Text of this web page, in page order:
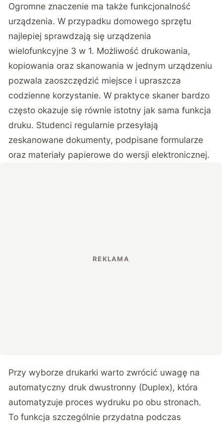
Ogromne znaczenie ma także funkcjonalność
urządzenia. W przypadku domowego sprzętu
najlepiej sprawdzają się urządzenia
wielofunkcyjne 3 w 1. Możliwość drukowania,
kopiowania oraz skanowania w jednym urządzeniu
pozwala zaoszczędzić miejsce i upraszcza
codzienne korzystanie. W praktyce skaner bardzo
często okazuje się równie istotny jak sama funkcja
druku. Studenci regularnie przesyłają
zeskanowane dokumenty, podpisane formularze
oraz materiały papierowe do wersji elektronicznej.
Przy wyborze drukarki warto zwrócić uwagę na
automatyczny druk dwustronny (Duplex), która
automatyzuje proces wydruku po obu stronach.
To funkcja szczególnie przydatna podczas